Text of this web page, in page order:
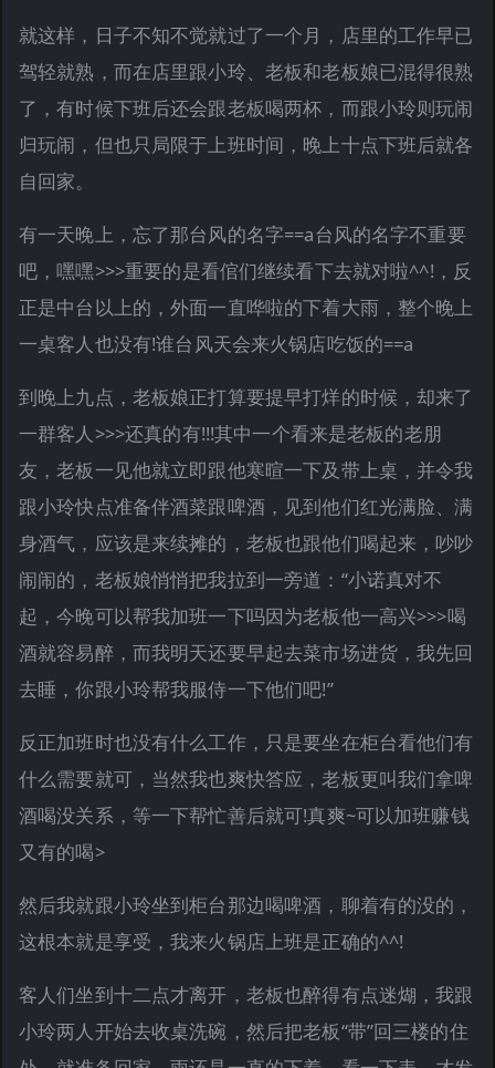
就这样，日子不知不觉就过了一个月，店里的工作早已
驾轻就熟，而在店里跟小玲、老板和老板娘已混得很熟
了，有时候下班后还会跟老板喝两杯，而跟小玲则玩闹
归玩闹，但也只局限于上班时间，晚上十点下班后就各
自回家。
有一天晚上，忘了那台风的名字==a台风的名字不重要
吧，嘿嘿>>>重要的是看倌们继续看下去就对啦^^!，反
正是中台以上的，外面一直哗啦的下着大雨，整个晚上
一桌客人也没有!谁台风天会来火锅店吃饭的==a
到晚上九点，老板娘正打算要提早打烊的时候，却来了
一群客人>>>还真的有!!!其中一个看来是老板的老朋
友，老板一见他就立即跟他寒暄一下及带上桌，并令我
跟小玲快点准备伴酒菜跟啤酒，见到他们红光满脸、满
身酒气，应该是来续摊的，老板也跟他们喝起来，吵吵
闹闹的，老板娘悄悄把我拉到一旁道：“小诺真对不
起，今晚可以帮我加班一下吗因为老板他一高兴>>>喝
酒就容易醉，而我明天还要早起去菜市场进货，我先回
去睡，你跟小玲帮我服侍一下他们吧!”
反正加班时也没有什么工作，只是要坐在柜台看他们有
什么需要就可，当然我也爽快答应，老板更叫我们拿啤
酒喝没关系，等一下帮忙善后就可!真爽~可以加班赚钱
又有的喝>
然后我就跟小玲坐到柜台那边喝啤酒，聊着有的没的，
这根本就是享受，我来火锅店上班是正确的^^!
客人们坐到十二点才离开，老板也醉得有点迷煳，我跟
小玲两人开始去收桌洗碗，然后把老板“带”回三楼的住